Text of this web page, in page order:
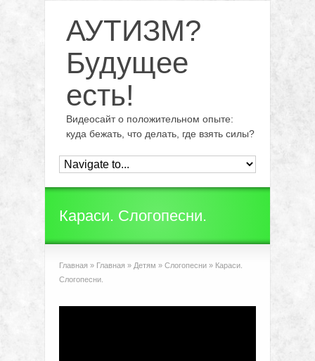
АУТИЗМ?
Будущее
есть!
Видеосайт о положительном опыте:
куда бежать, что делать, где взять силы?
Караси. Слогопесни.
Главная » Главная » Детям » Слогопесни » Караси.
Слогопесни.